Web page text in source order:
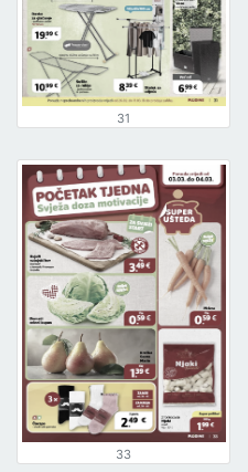
31
33